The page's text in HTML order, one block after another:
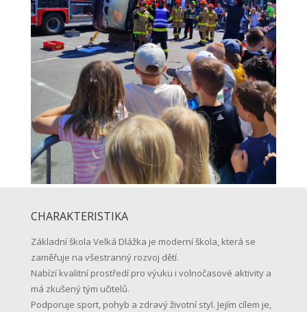
CHARAKTERISTIKA
Základní škola Velká Dlážka je moderní škola, která se
zaměřuje na všestranný rozvoj dětí.
Nabízí kvalitní prostředí pro výuku i volnočasové aktivity a
má zkušený tým učitelů.
Podporuje sport, pohyb a zdravý životní styl. Jejím cílem je,